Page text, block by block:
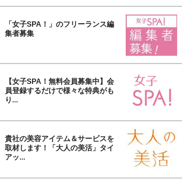
「女子SPA！」のフリーランス編
集者募集
【女子SPA！無料会員募集中】会
員登録するだけで様々な特典がも
り...
貴社の美容アイテム＆サービスを
取材します！「大人の美活」タイ
アッ...